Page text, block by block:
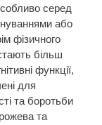
серед
або
фізичного
більш
функції,
для
та боротьби
та